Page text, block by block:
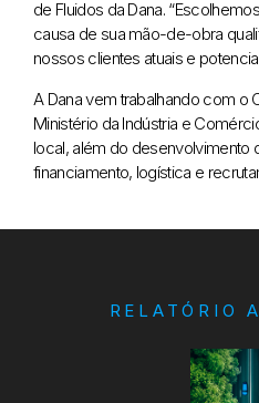
de Fluidos da Dana.
causa de sua mão-de-obra
nossos clientes atuais e
A Dana vem trabalhando com o
Ministério da Indústria e
local, além do
financiamento, logística e
RELATÓRIO